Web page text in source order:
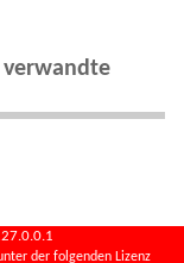
verwandte
der folgenden Lizenz